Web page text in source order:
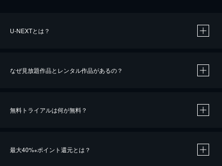
U-NEXTとは？
なぜ見放題作品とレンタル作品があるの？
無料トライアルは何が無料？
最大40%※ポイント還元とは？